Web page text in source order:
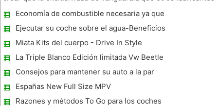
pocas palabras, el Mercedes es el estándar en automóviles
de lujo y
Economía de combustible necesaria ya que
los precios de gas Rocket Again
Ejecutar su coche sobre el agua-Beneficios
de hidrógeno
Miata Kits del cuerpo - Drive In Style
La Triple Blanco Edición limitada Vw Beetle
Convertible ha llegado!
Consejos para mantener su auto a la par
Españas New Full Size MPV
Razones y métodos To Go para los coches